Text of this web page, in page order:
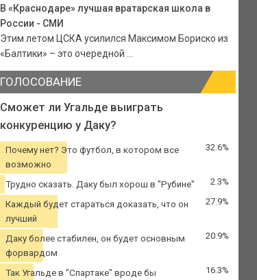
В «Краснодаре» лучшая вратарская школа в
России - СМИ
Этим летом ЦСКА усилился Максимом Бориско из
«Балтики» – это очередной ...
ГОЛОСОВАНИЕ
Сможет ли Угальде выиграть
конкуренцию у Даку?
Почему нет? Это футбол, в котором все
возможно
32.6%
Трудно сказать. Даку был хорош в "Рубине" 2.3%
Каждый будет стараться доказать, что он
лучший
27.9%
Даку более стабилен, он будет основным
форвардом
20.9%
Так Угальде в "Спартаке" вроде бы
16.3%